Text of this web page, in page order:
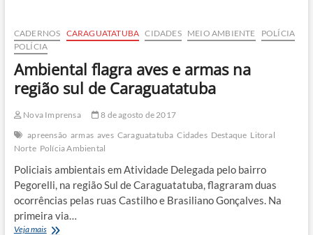
rolo
de
Caraguá
são
apreendidas
em
CADERNOS CARAGUATATUBA CIDADES MEIO AMBIENTE
POLÍCIA
POLÍCIA
Ambiental flagra aves e armas na
região sul de Caraguatatuba
Nova Imprensa
8 de agosto de 2017
apreensão armas aves Caraguatatuba Cidades Destaque Litoral
Norte Polícia Ambiental
Policiais ambientais em Atividade Delegada pelo bairro
Pegorelli, na região Sul de Caraguatatuba, flagraram duas
ocorrências pelas ruas Castilho e Brasiliano Gonçalves. Na
primeira via…
Veja maisAmbiental